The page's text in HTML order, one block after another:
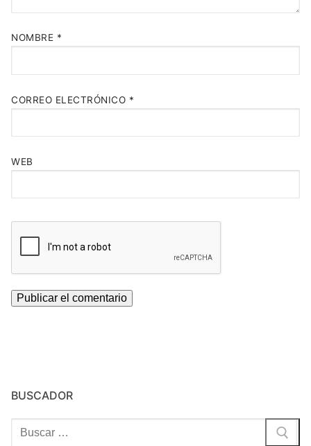
NOMBRE *
CORREO ELECTRÓNICO *
WEB
BUSCADOR
Buscar: